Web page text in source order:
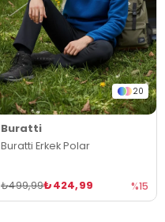
20
Buratti
Buratti Erkek Polar
₺424,99
₺499,99 %15